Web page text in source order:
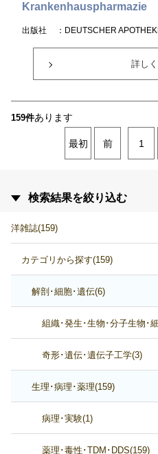
Krankenhauspharmazie
出版社 ：DEUTSCHER
詳し
159件あります
最初 前 1
検索結果を絞り込む
洋雑誌(159)
カテゴリから探す(159)
解剖･細胞･遺伝(6)
組織･発生･生物･分子生物･
奇形･遺伝･遺伝子工学(3)
生理･病理･薬理(159)
病理･実験(1)
薬理･毒性･TDM･DDS(159)